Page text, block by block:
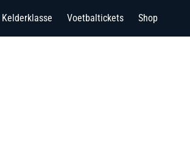
Kelderklasse Voetbaltickets Shop